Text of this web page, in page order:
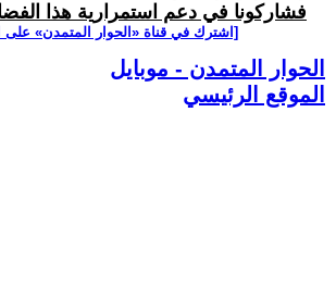
فشاركونا في دعم استمرارية هذا
[اشترك في قناة ‫«الحوار المتمدن» على
الحوار المتمدن - موبايل
الموقع الرئيسي